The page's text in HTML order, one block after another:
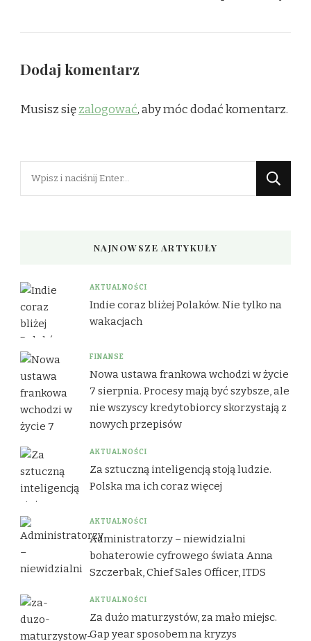
Dodaj komentarz
Musisz sięzalogować, aby móc dodać komentarz.
NAJNOWSZE ARTYKUŁY
AKTUALNOŚCI
Indie coraz bliżej Polaków. Nie tylko na
wakacjach
FINANSE
Nowa ustawa frankowa wchodzi w życie
7 sierpnia. Procesy mają być szybsze, ale
nie wszyscy kredytobiorcy skorzystają z
nowych przepisów
AKTUALNOŚCI
Za sztuczną inteligencją stoją ludzie.
Polska ma ich coraz więcej
AKTUALNOŚCI
Administratorzy – niewidzialni
bohaterowie cyfrowego świata Anna
Szczerbak, Chief Sales Officer, ITDS
AKTUALNOŚCI
Za dużo maturzystów, za mało miejsc.
Gap year sposobem na kryzys